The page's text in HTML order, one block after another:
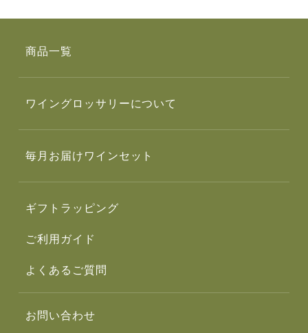
商品一覧
ワイングロッサリーについて
毎月お届けワインセット
ギフトラッピング
ご利用ガイド
よくあるご質問
お問い合わせ